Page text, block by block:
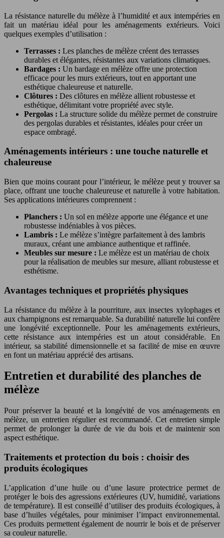
La résistance naturelle du mélèze à l’humidité et aux intempéries en
fait un matériau idéal pour les aménagements extérieurs. Voici
quelques exemples d’utilisation :
Terrasses : Les planches de mélèze créent des terrasses
durables et élégantes, résistantes aux variations climatiques.
Bardages : Un bardage en mélèze offre une protection
efficace pour les murs extérieurs, tout en apportant une
esthétique chaleureuse et naturelle.
Clôtures : Des clôtures en mélèze allient robustesse et
esthétique, délimitant votre propriété avec style.
Pergolas : La structure solide du mélèze permet de construire
des pergolas durables et résistantes, idéales pour créer un
espace ombragé.
Aménagements intérieurs : une touche naturelle et
chaleureuse
Bien que moins courant pour l’intérieur, le mélèze peut y trouver sa
place, offrant une touche chaleureuse et naturelle à votre habitation.
Ses applications intérieures comprennent :
Planchers : Un sol en mélèze apporte une élégance et une
robustesse indéniables à vos pièces.
Lambris : Le mélèze s’intègre parfaitement à des lambris
muraux, créant une ambiance authentique et raffinée.
Meubles sur mesure : Le mélèze est un matériau de choix
pour la réalisation de meubles sur mesure, alliant robustesse et
esthétisme.
Avantages techniques et propriétés physiques
La résistance du mélèze à la pourriture, aux insectes xylophages et
aux champignons est remarquable. Sa durabilité naturelle lui confère
une longévité exceptionnelle. Pour les aménagements extérieurs,
cette résistance aux intempéries est un atout considérable. En
intérieur, sa stabilité dimensionnelle et sa facilité de mise en œuvre
en font un matériau apprécié des artisans.
Entretien et durabilité des planches de
mélèze
Pour préserver la beauté et la longévité de vos aménagements en
mélèze, un entretien régulier est recommandé. Cet entretien simple
permet de prolonger la durée de vie du bois et de maintenir son
aspect esthétique.
Traitements et protection du bois : choisir des
produits écologiques
L’application d’une huile ou d’une lasure protectrice permet de
protéger le bois des agressions extérieures (UV, humidité, variations
de température). Il est conseillé d’utiliser des produits écologiques, à
base d’huiles végétales, pour minimiser l’impact environnemental.
Ces produits permettent également de nourrir le bois et de préserver
sa couleur naturelle.